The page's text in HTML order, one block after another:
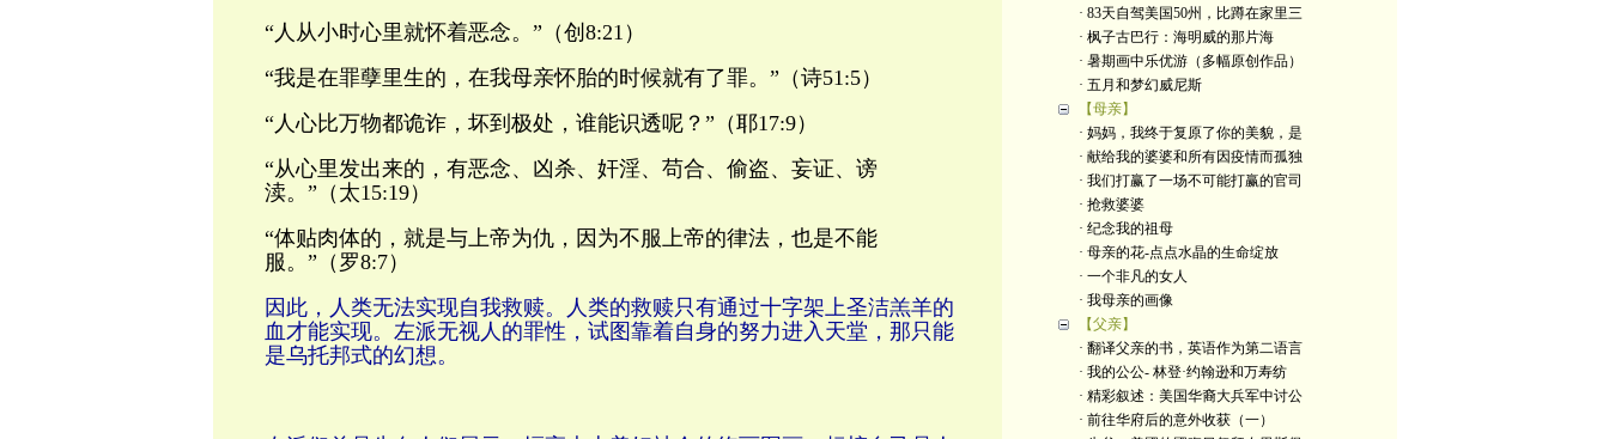
“人从小时心里就怀着恶念。”（创8:21）
“我是在罪孽里生的，在我母亲怀胎的时候就有了罪。”（诗51:5）
“人心比万物都诡诈，坏到极处，谁能识透呢？”（耶17:9）
“从心里发出来的，有恶念、凶杀、奸淫、苟合、偷盗、妄证、谤
渎。”（太15:19）
“体贴肉体的，就是与上帝为仇，因为不服上帝的律法，也是不能
服。”（罗8:7）
因此，人类无法实现自我救赎。人类的救赎只有通过十字架上圣洁羔羊的
血才能实现。左派无视人的罪性，试图靠着自身的努力进入天堂，那只能
是乌托邦式的幻想。
· 83天自驾美国50州，比蹲在家里三
· 枫子古巴行：海明威的那片海
· 暑期画中乐优游（多幅原创作品）
· 五月和梦幻威尼斯
【母亲】
· 妈妈，我终于复原了你的美貌，是
· 献给我的婆婆和所有因疫情而孤独
· 我们打赢了一场不可能打赢的官司
· 抢救婆婆
· 纪念我的祖母
· 母亲的花-点点水晶的生命绽放
· 一个非凡的女人
· 我母亲的画像
【父亲】
· 翻译父亲的书，英语作为第二语言
· 我的公公- 林登·约翰逊和万寿纺
· 精彩叙述：美国华裔大兵军中讨公
· 前往华府后的意外收获（一）